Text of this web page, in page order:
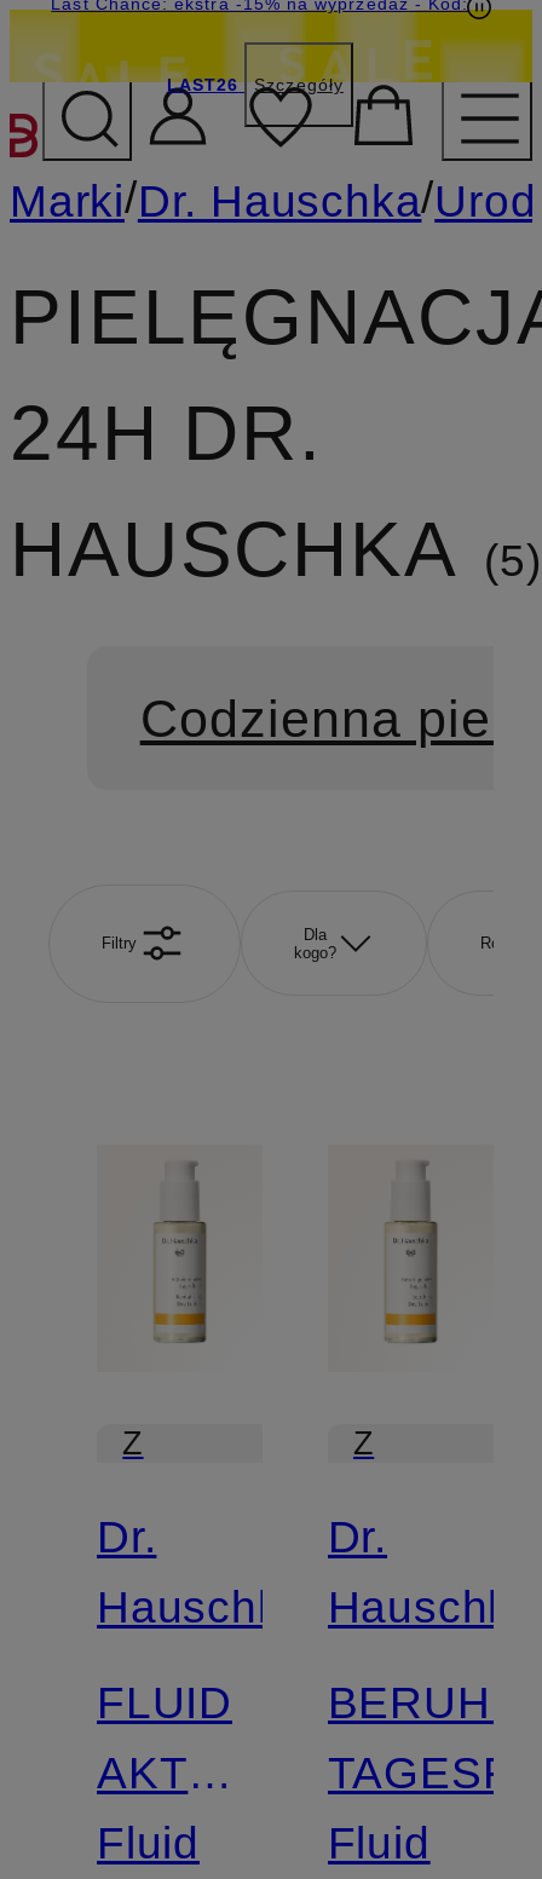
PRZEJDŹ DO GŁÓWNEJ
LAST26 Szczegóły
Marki/Dr. Hauschka/
24H DR.
HAUSCHKA
5
Codzienna
Filtry
Dla
kogo?
Rozmiar
Z
Dr.
Hauschka
FLUID
AKTYWUJĄCY
NA CO
Fluid
Z
Dr.
Hauschka
Fluid